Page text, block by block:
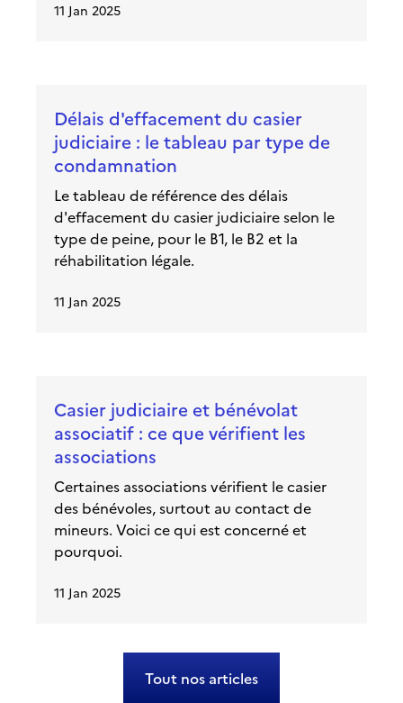
11 Jan 2025
Délais d'effacement du casier
judiciaire : le tableau par type de
condamnation
Le tableau de référence des délais
d'effacement du casier judiciaire selon le
type de peine, pour le B1, le B2 et la
réhabilitation légale.
11 Jan 2025
Casier judiciaire et bénévolat
associatif : ce que vérifient les
associations
Certaines associations vérifient le casier
des bénévoles, surtout au contact de
mineurs. Voici ce qui est concerné et
pourquoi.
11 Jan 2025
Tout nos articles